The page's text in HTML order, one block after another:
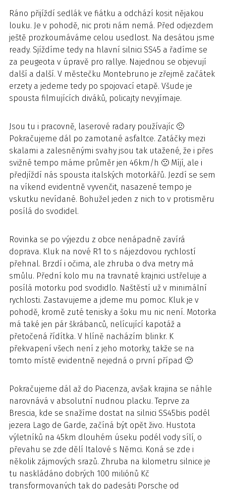
Ráno přijíždí sedlák ve fiátku a odchází kosit nějakou
louku. Je v pohodě, nic proti nám nemá. Před odjezdem
ještě prozkoumáváme celou usedlost. Na desátou jsme
ready. Sjíždíme tedy na hlavní silnici SS45 a řadíme se
za peugeota v úpravě pro rallye. Najednou se objevují
další a další. V městečku Montebruno je zřejmě začátek
erzety a jedeme tedy po spojovací etapě. Všude je
spousta filmujících diváků, policajty nevyjímaje.
Jsou tu i pracovně, laserové radary používajíc 🙁
Pokračujeme dál po zamotané asfaltce. Zatáčky mezi
skalami a zalesněnými svahy jsou tak utažené, že i přes
svižné tempo máme průměr jen 46km/h 🙁 Míjí, ale i
předjíždí nás spousta italských motorkářů. Jezdí se sem
na víkend evidentně vyvenčit, nasazené tempo je
vskutku nevídané. Bohužel jeden z nich to v protisměru
posílá do svodidel.
Rovinka se po výjezdu z obce nenápadně zavírá
doprava. Kluk na nové R1 to s nájezdovou rychlostí
přehnal. Brzdí i očima, ale zhruba o dva metry má
smůlu. Přední kolo mu na travnaté krajnici ustřeluje a
posílá motorku pod svodidlo. Naštěstí už v minimální
rychlosti. Zastavujeme a jdeme mu pomoc. Kluk je v
pohodě, kromě zuté tenisky a šoku mu nic není. Motorka
má také jen pár škrábanců, nelícující kapotáž a
přetočená řídítka. V hlíně nacházím blinkr. K
překvapení všech není z jeho motorky, takže se na
tomto místě evidentně nejedná o první případ 🙂
Pokračujeme dál až do Piacenza, avšak krajina se náhle
narovnává v absolutní nudnou placku. Teprve za
Brescia, kde se snažíme dostat na silnici SS45bis podél
jezera Lago de Garde, začíná být opět živo. Hustota
výletníků na 45km dlouhém úseku podél vody sílí, o
převahu se zde dělí Italové s Němci. Koná se zde i
několik zájmových srazů. Zhruba na kilometru silnice je
tu naskládáno dobrých 100 miliónů Kč
transformovaných tak do padesáti Porsche od